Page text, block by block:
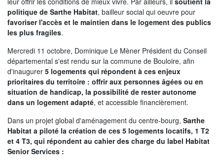
L'Assemblée départementale
Histoire des Départements
Le budget 2026
Priorités et grands projets 2026
2021-2025 : 4 ans d'actions !
Plan de relance: le Département, acteur
de la reprise!
Recrutement et emploi
Les services en ligne
politique de Sarthe Habitat, bailleur social qui oeuvre pour
favoriser l'accès et le maintien dans le logement des publics
les plus fragiles.
Mercredi 11 octobre, Dominique Le Mèner Président du Conseil
départemental s'est rendu sur la commune de Bouloire, afin
d'inaugurer 5 logements qui répondent à ces enjeux
prioritaires du territoire : offrir aux personnes âgées ou en
situation de handicap, la possibilité de rester autonome
dans un logement adapté, et accessible financièrement.
Dans un projet global d'aménagement du centre-bourg, Sarthe
Habitat a piloté la création de ces 5 logements locatifs, 1 T2
et 4 T3, qui répondent au cahier des charge du label Habitat
Senior Services :